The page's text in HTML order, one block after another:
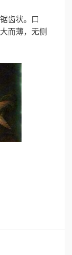
齿状。口
而薄，无侧